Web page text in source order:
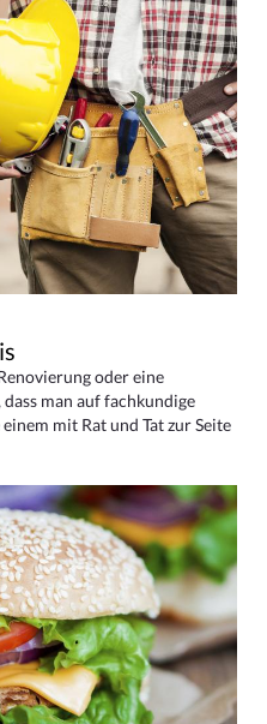
oder eine
man auf fachkundige
mit Rat und Tat zur Seite